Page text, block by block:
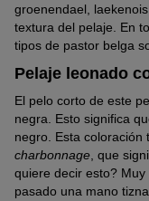
groenendael,
textura del pelaje. En
tipos de pastor belga
Pelaje leonado
El pelo corto de este
negra. Esto significa
negro. Esta coloración
charbonnage , que
quiere decir esto?
pasado una mano